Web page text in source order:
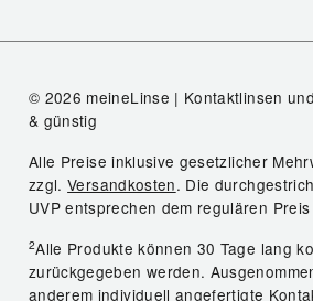
© 2026 meineLinse | Kontaktlinsen
& günstig
Alle Preise inklusive gesetzlicher
zzgl.Versandkosten. Die
UVP entsprechen dem regulären
2Alle Produkte können 30 Tage lang
zurückgegeben werden.
anderem individuell angefertigte